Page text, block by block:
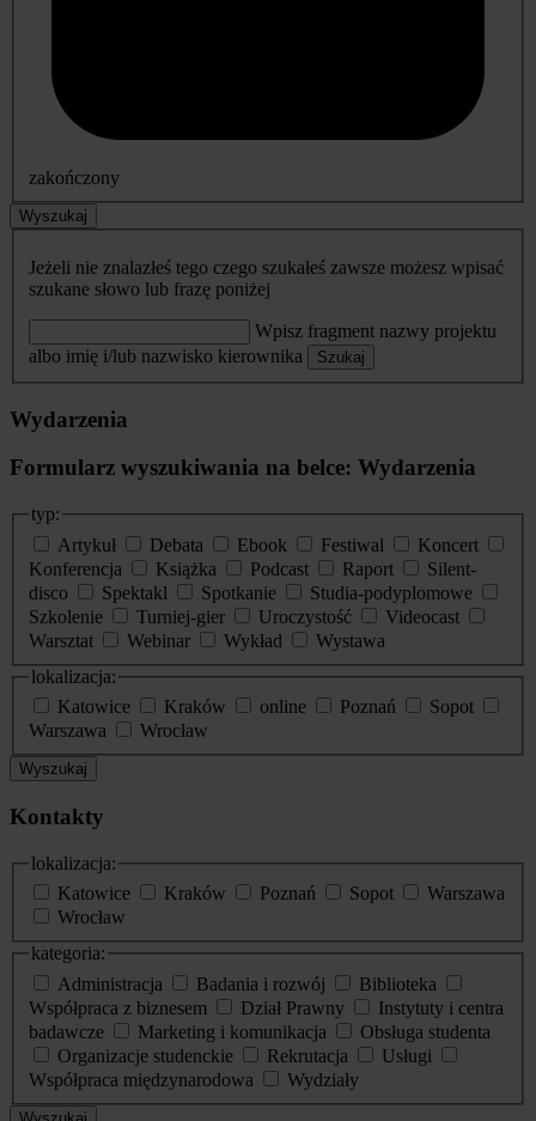
zakończony
Wyszukaj
Jeżeli nie znalazłeś tego czego szukałeś zawsze możesz wpisać
szukane słowo lub frazę poniżej
Wpisz fragment nazwy projektu
albo imię i/lub nazwisko kierownika
Szukaj
Wydarzenia
Formularz wyszukiwania na belce: Wydarzenia
typ:
Artykuł
Debata Ebook Festiwal
Koncert
Konferencja
Książka Podcast Raport
Silent-
disco
Spektakl Spotkanie
Studia-podyplomowe
Szkolenie
Turniej-gier Uroczystość
Videocast
Warsztat
Webinar Wykład
Wystawa
lokalizacja:
Katowice
Kraków online Poznań
Sopot
Warszawa
Wrocław
Wyszukaj
Kontakty
lokalizacja:
Katowice
Kraków Poznań Sopot
Warszawa
Wrocław
kategoria:
Administracja
Badania i rozwój
Biblioteka
Współpraca z biznesem
Dział Prawny
Instytuty i centra
badawcze
Marketing i komunikacja
Obsługa studenta
Organizacje studenckie
Rekrutacja
Usługi
Współpraca międzynarodowa
Wydziały